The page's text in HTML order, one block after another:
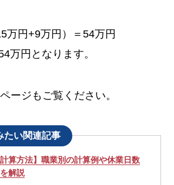
円+9万円）＝54万円
円となります。
ージもご覧ください。
たい関連記事
計算方法】職業別の計算例や休業日数
解説